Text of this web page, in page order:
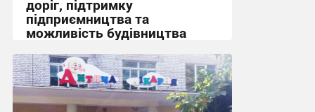
доріг, підтримку
підприємництва та
можливість будівництва
14:43, 5.08.2026